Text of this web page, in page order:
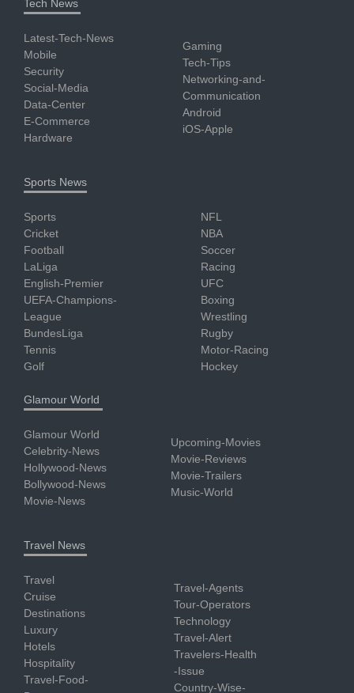
Tech News
Latest-Tech-News
Mobile
Security
Social-Media
Data-Center
E-Commerce
Hardware
Gaming
Tech-Tips
Networking-and-
Communication
Android
iOS-Apple
Sports News
Sports
Cricket
Football
LaLiga
English-Premier
UEFA-Champions-
League
BundesLiga
Tennis
Golf
NFL
NBA
Soccer
Racing
UFC
Boxing
Wrestling
Rugby
Motor-Racing
Hockey
Glamour World
Glamour World
Celebrity-News
Hollywood-News
Bollywood-News
Movie-News
Upcoming-Movies
Movie-Reviews
Movie-Trailers
Music-World
Travel News
Travel
Cruise
Destinations
Luxury
Hotels
Hospitality
Travel-Food-
Travel-Agents
Tour-Operators
Technology
Travel-Alert
Travelers-Health
-Issue
Country-Wise-